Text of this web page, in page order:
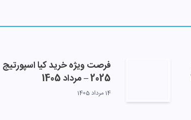
فرصت ویژه خرید کیا اسپورتیج
2025 – مرداد 1405
14 مرداد 1405